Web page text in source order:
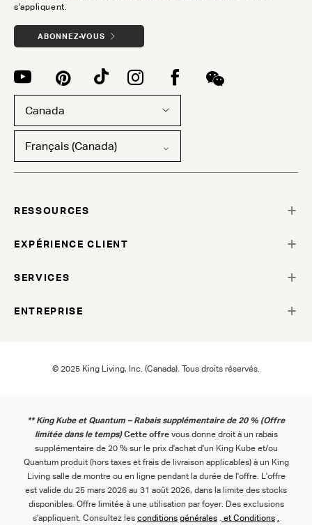
s’appliquent.
ABONNEZ-VOUS
Canada
Français (Canada)
RESSOURCES
EXPÉRIENCE CLIENT
SERVICES
ENTREPRISE
© 2025 King Living, Inc. (Canada). Tous droits réservés.
** King Kube et Quantum – Rabais supplémentaire de 20 % (Offre
limitée dans le temps) Cette offrevous donne droit à un rabais
supplémentaire de 20 % sur le prix d'achat d'un King Kube et/ou
Quantum produit (hors taxes et frais de livraison applicables) à un King
Living salle de montre ou en ligne pendant la durée de l'offre. L'offre
est valide du 25 mars 2026 au 31 août 2026, dans la limite des stocks
disponibles. Offre limitée à une utilisation par foyer. Des exclusions
s'appliquent. Consultez les conditions générales et Conditions